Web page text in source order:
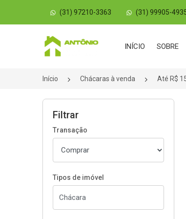
(31) 97210-3363 (31) 99905-
Página inicial
INÍCIO SOBRE
Início Chácaras à venda Até R$
Filtrar
Transação
Tipos de imóvel